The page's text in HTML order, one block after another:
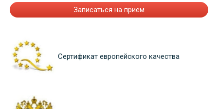
Записаться на прием
Сертификат европейского качества